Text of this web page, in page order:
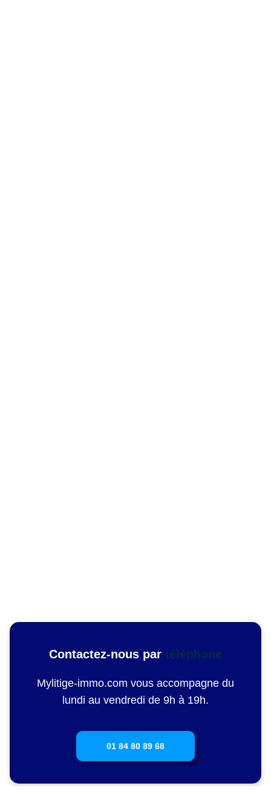
Contactez-nous par téléphone
Mylitige-immo.com vous accompagne du
lundi au vendredi de 9h à 19h.
01 84 80 89 68